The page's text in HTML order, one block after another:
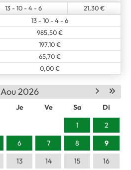
Aou 2026
Je Ve Sa
Di
1
2
6 7 8
9
13 14 15
16
13 - 10 - 4 - 6 21,30 €
13 - 10 - 4 - 6
985,50 €
197,10 €
65,70 €
0,00 €